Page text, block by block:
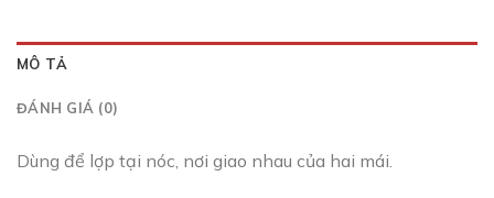
MÔ TẢ
ĐÁNH GIÁ (0)
Dùng để lợp tại nóc, nơi giao nhau của hai mái.